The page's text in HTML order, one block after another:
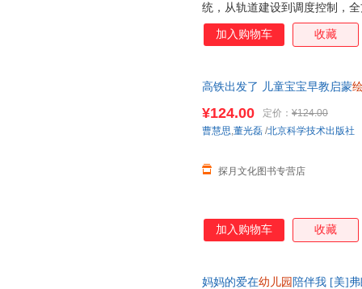
统，从轨道建设到调度控制，
屡获大奖：“十三五” 国家重点
荐的百种优秀出版物、2018
科学讲解方式：跟随时间线前
加入购物车 收藏
高铁出发了 儿童宝宝早教启蒙
¥124.00 定价： ¥124.00
探月文化图书专营店
曹慧思,董光磊 /北京科学技术出版社
加入购物车 收藏
妈妈的爱在幼儿园 陪伴我 [美]